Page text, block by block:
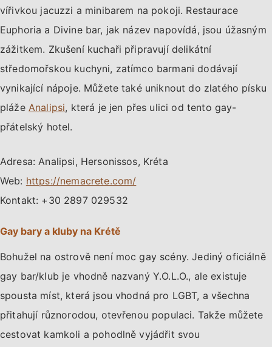
vířivkou jacuzzi a minibarem na pokoji. Restaurace
Euphoria a Divine bar, jak název napovídá, jsou úžasným
zážitkem. Zkušení kuchaři připravují delikátní
středomořskou kuchyni, zatímco barmani dodávají
vynikající nápoje. Můžete také uniknout do zlatého písku
pláže Analipsi, která je jen přes ulici od tento gay-
přátelský hotel.
Adresa: Analipsi, Hersonissos, Kréta
Web: https://nemacrete.com/
Kontakt: +30 2897 029532
Gay bary a kluby na Krétě
Bohužel na ostrově není moc gay scény. Jediný oficiálně
gay bar/klub je vhodně nazvaný Y.O.L.O., ale existuje
spousta míst, která jsou vhodná pro LGBT, a všechna
přitahují různorodou, otevřenou populaci. Takže můžete
cestovat kamkoli a pohodlně vyjádřit svou